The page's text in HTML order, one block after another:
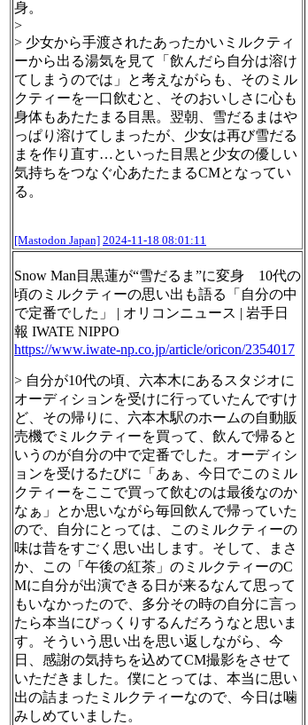
身。
>
> 少女から手渡されたあったかいミルクティ
ーから出る湯気を見て「飲んだら自分は溶け
てしまうのでは」と考えながらも、そのミル
クティーを一口飲むと、そのおいしさに心も
身体もあたたまる目黒。翌朝、雪だるまはや
っぱり溶けてしまったが、少女は再び雪だる
まを作り直す…といった目黒と少女の優しい
気持ちをつなぐ心あたたまるCMとなってい
る。
[Mastodon Japan] 2024-11-18 08:01:11
Snow Man目黒蓮が“雪だるま”に変身 10代の
頃のミルクティーの思い出も語る「自分の中
で定番でした」 | オリコンニュース | 岩手日
報 IWATE NIPPO
https://www.iwate-np.co.jp/article/oricon/2354017
> 自分が10代の頃、六本木にあるスタジオに
オーディションを受けに行っていたんですけ
ど、その帰りに、六本木駅のホームの自動販
売機でミルクティーを買って、飲んで帰ると
いうのが自分の中で定番でした。オーディシ
ョンを受けるたびに「あぁ、今日でこのミル
クティーをここで買って飲むのは最後なのか
なぁ」とか思いながら毎回飲んで帰っていた
ので、自分にとっては、このミルクティーの
味は昔をすごく思い出します。そして、まさ
か、この「午後の紅茶」のミルクティーのC
Mに自分が出演できる日が来るなんて思って
もいなかったので、多分その時の自分に言っ
たら本当にびっくりするんだろうなと思いま
す。そういう思い出を思い返しながら、今
日、感謝の気持ちを込めてCM撮影をさせて
いただきました。僕にとっては、本当に思い
出の詰まったミルクティーなので、今日は噛
みしめていました。